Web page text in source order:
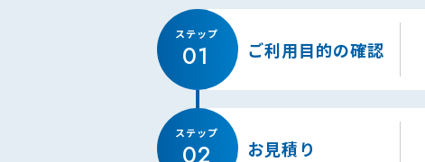
ご利用目的の確認
お見積り